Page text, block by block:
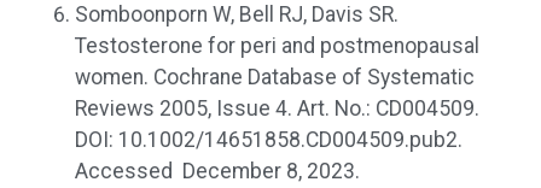
Somboonporn W, Bell RJ, Davis SR.
Testosterone for peri and postmenopausal
women. Cochrane Database of Systematic
Reviews 2005, Issue 4. Art. No.: CD004509.
DOI: 10.1002/14651858.CD004509.pub2.
Accessed December 8, 2023.